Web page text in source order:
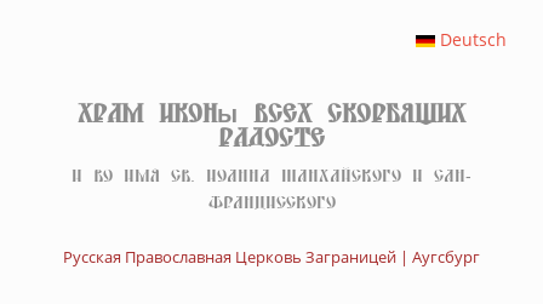
Deutsch
Храм иконы Всех скорбящих
Радосте
И во имя св. Иоанна Шанхайского и Сан-
Францисского
Русская Православная Церковь Заграницей | Аугсбург